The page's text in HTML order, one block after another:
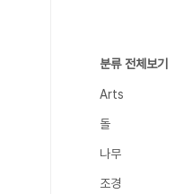
분류 전체보기
Arts
돌
나무
조경